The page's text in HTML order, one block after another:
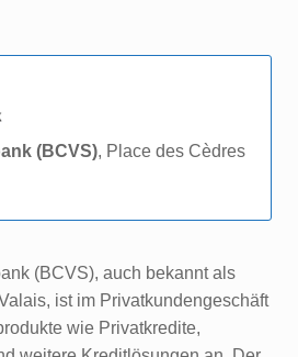
(BCVS), Place des Cèdres
(BCVS), auch bekannt als
ist im Privatkundengeschäft
wie Privatkredite,